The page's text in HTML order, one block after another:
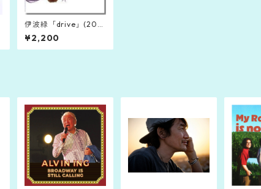
伊波緑「drive」(200
0)
¥2,200